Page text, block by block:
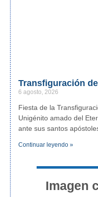
Transfiguración
6 agosto, 2026
Fiesta de la
Unigénito amado del
ante sus santos
Continuar leyendo »
Imagen